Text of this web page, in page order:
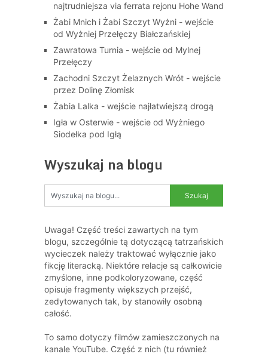
najtrudniejsza via ferrata rejonu Hohe Wand
Żabi Mnich i Żabi Szczyt Wyżni - wejście
od Wyżniej Przełęczy Białczańskiej
Zawratowa Turnia - wejście od Mylnej
Przełęczy
Zachodni Szczyt Żelaznych Wrót - wejście
przez Dolinę Złomisk
Żabia Lalka - wejście najłatwiejszą drogą
Igła w Osterwie - wejście od Wyżniego
Siodełka pod Igłą
Wyszukaj na blogu
Uwaga! Część treści zawartych na tym
blogu, szczególnie tą dotyczącą tatrzańskich
wycieczek należy traktować wyłącznie jako
fikcję literacką. Niektóre relacje są całkowicie
zmyślone, inne podkoloryzowane, część
opisuje fragmenty większych przejść,
zedytowanych tak, by stanowiły osobną
całość.
To samo dotyczy filmów zamieszczonych na
kanale YouTube. Część z nich (tu również